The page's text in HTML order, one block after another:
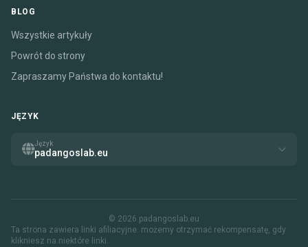
BLOG
Wszystkie artykuły
Powrót do strony
Zapraszamy Państwa do kontaktu!
JĘZYK
Język
padangoslab.eu
© 2026 padangoslab.eu
Ta strona zawiera linki afiliacyjne. możemy otrzymać rekompensatę, gdy
klikniesz na niektóre linki.